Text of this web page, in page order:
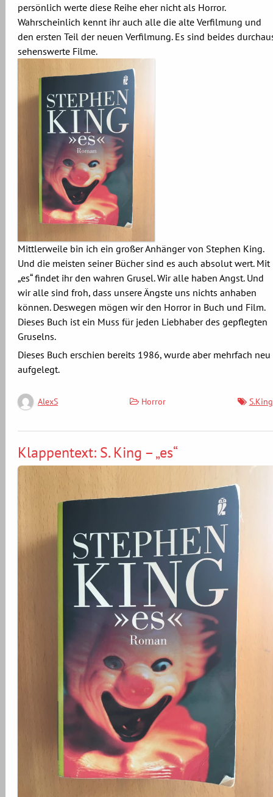
persönlich werte diese Reihe eher nicht als Horror.
Wahrscheinlich kennt ihr auch alle die alte Verfilmung und
den ersten Teil der neuen Verfilmung. Es sind beides
sehenswerte Filme.
Mittlerweile bin ich ein großer Anhänger von Stephen King.
Und die meisten seiner Bücher sind es auch absolut wert. Mit
„es“ findet ihr den wahren Grusel. Wir alle haben Angst. Und
wir alle sind froh, dass unsere Ängste uns nichts anhaben
können. Deswegen mögen wir den Horror in Buch und Film.
Dieses Buch ist ein Muss für jeden Liebhaber des gepflegten
Gruselns.
Dieses Buch erschien bereits 1986, wurde aber mehrfach neu
aufgelegt.
AlexS Horror S.King
Klappentext: S. King – „es“